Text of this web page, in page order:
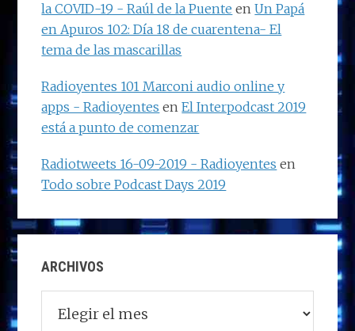
la COVID-19 - Raúl de la Puente enUn Papá
en Apuros 102: Día 18 de cuarentena- El
tema de las mascarillas
Radioyentes 101 Marconi audio online y
apps - Radioyentes enEl Interpodcast 2019
está a punto de comenzar
Radiotweets 16-09-2019 - Radioyentes en
Todo sobre Podcast Days 2019
ARCHIVOS